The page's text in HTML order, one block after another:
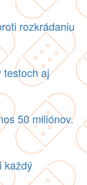
rozkrádaniu
testoch aj
50 miliónov.
každý